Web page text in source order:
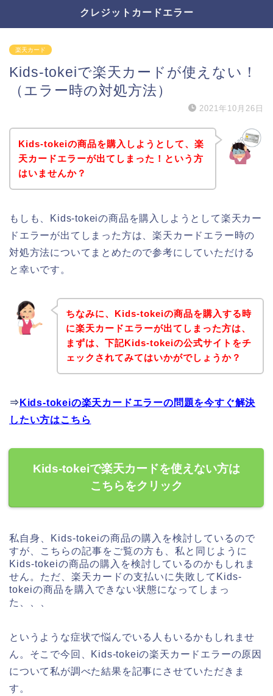
クレジットカードエラー
楽天カード
Kids-tokeiで楽天カードが使えない！
（エラー時の対処方法）
2021年10月26日
Kids-tokeiの商品を購入しようとして、楽
天カードエラーが出てしまった！という方
はいませんか？
もしも、Kids-tokeiの商品を購入しようとして楽天カー
ドエラーが出てしまった方は、楽天カードエラー時の
対処方法についてまとめたので参考にしていただける
と幸いです。
ちなみに、Kids-tokeiの商品を購入する時
に楽天カードエラーが出てしまった方は、
まずは、下記Kids-tokeiの公式サイトをチ
ェックされてみてはいかがでしょうか？
⇒ Kids-tokeiの楽天カードエラーの問題を今すぐ解決
したい方はこちら
Kids-tokeiで楽天カードを使えない方は
こちらをクリック
私自身、Kids-tokeiの商品の購入を検討しているので
すが、こちらの記事をご覧の方も、私と同じように
Kids-tokeiの商品の購入を検討しているのかもしれま
せん。ただ、楽天カードの支払いに失敗してKids-
tokeiの商品を購入できない状態になってしまっ
た、、、
というような症状で悩んでいる人もいるかもしれませ
ん。そこで今回、Kids-tokeiの楽天カードエラーの原因
について私が調べた結果を記事にさせていただきま
す。